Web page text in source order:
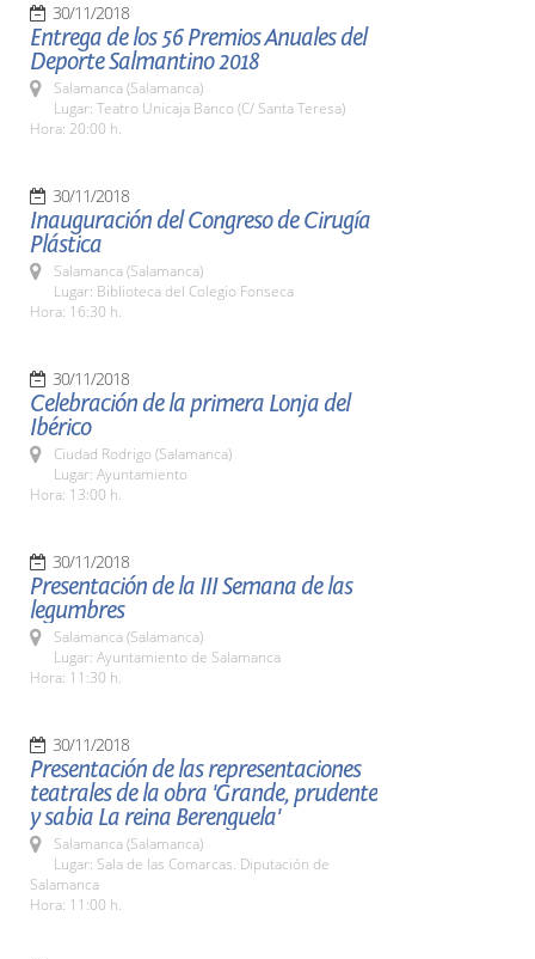
30/11/2018
Entrega de los 56 Premios Anuales del
Deporte Salmantino 2018
Salamanca (Salamanca)
Lugar: Teatro Unicaja Banco (C/ Santa Teresa)
Hora: 20:00 h.
30/11/2018
Inauguración del Congreso de Cirugía
Plástica
Salamanca (Salamanca)
Lugar: Biblioteca del Colegio Fonseca
Hora: 16:30 h.
30/11/2018
Celebración de la primera Lonja del
Ibérico
Ciudad Rodrigo (Salamanca)
Lugar: Ayuntamiento
Hora: 13:00 h.
30/11/2018
Presentación de la III Semana de las
legumbres
Salamanca (Salamanca)
Lugar: Ayuntamiento de Salamanca
Hora: 11:30 h.
30/11/2018
Presentación de las representaciones
teatrales de la obra 'Grande, prudente
y sabia La reina Berenguela'
Salamanca (Salamanca)
Lugar: Sala de las Comarcas. Diputación de
Salamanca
Hora: 11:00 h.